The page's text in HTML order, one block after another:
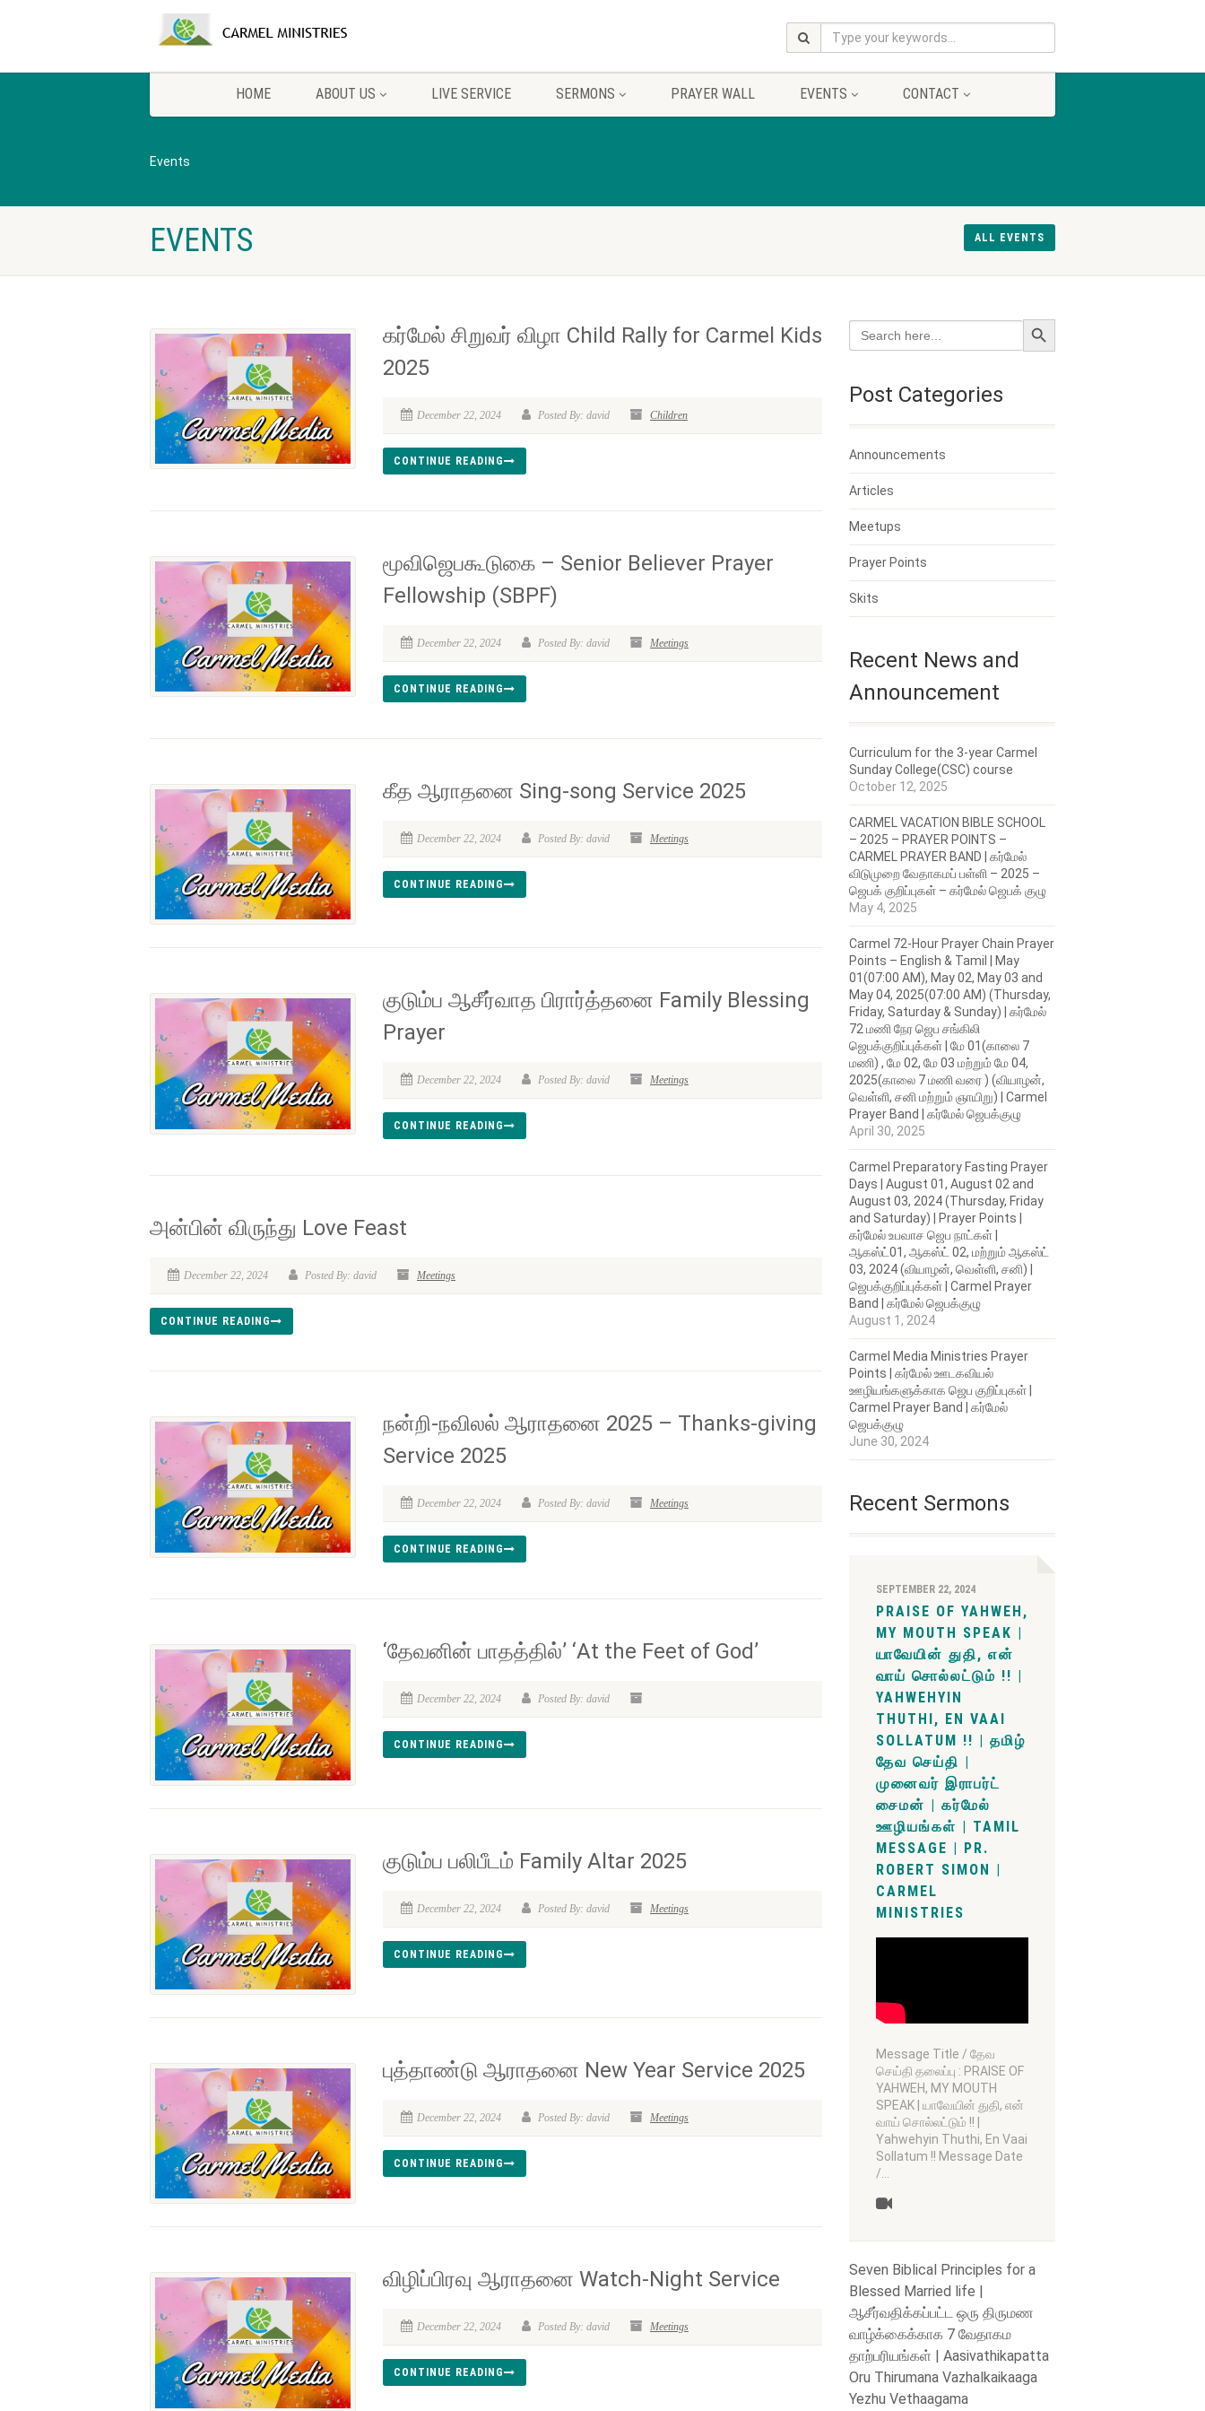
HOME ABOUT US LIVE SERVICE SERMONS PRAYER WALL EVENTS CONTACT
Events
EVENTS ALL EVENTS
கர்மேல் சிறுவர் விழா Child Rally for Carmel Kids
2025
December 22, 2024 Posted By: david Children
CONTINUE READING
மூவிஜெபகூடுகை – Senior Believer Prayer
Fellowship (SBPF)
December 22, 2024 Posted By: david Meetings
CONTINUE READING
கீத ஆராதனை Sing-song Service 2025
December 22, 2024 Posted By: david Meetings
CONTINUE READING
குடும்ப ஆசீர்வாத பிரார்த்தனை Family Blessing
Prayer
December 22, 2024 Posted By: david Meetings
CONTINUE READING
அன்பின் விருந்து Love Feast
December 22, 2024 Posted By: david Meetings
CONTINUE READING
நன்றி-நவிலல் ஆராதனை 2025 – Thanks-giving
Service 2025
December 22, 2024 Posted By: david Meetings
CONTINUE READING
‘தேவனின் பாதத்தில்’ ‘At the Feet of God’
December 22, 2024 Posted By: david
CONTINUE READING
குடும்ப பலிபீடம் Family Altar 2025
December 22, 2024 Posted By: david Meetings
CONTINUE READING
புத்தாண்டு ஆராதனை New Year Service 2025
December 22, 2024 Posted By: david Meetings
CONTINUE READING
விழிப்பிரவு ஆராதனை Watch-Night Service
December 22, 2024 Posted By: david Meetings
CONTINUE READING
Search
for:
Search Button
Post Categories
Announcements
Articles
Meetups
Prayer Points
Skits
Recent News and
Announcement
Curriculum for the 3-year Carmel
Sunday College(CSC) course
October 12, 2025
CARMEL VACATION BIBLE SCHOOL
– 2025 – PRAYER POINTS –
CARMEL PRAYER BAND | கர்மேல்
விடுமுறை வேதாகமப் பள்ளி – 2025 –
ஜெபக் குறிப்புகள் – கர்மேல் ஜெபக் குழு
May 4, 2025
Carmel 72-Hour Prayer Chain Prayer
Points – English & Tamil | May
01(07:00 AM), May 02, May 03 and
May 04, 2025(07:00 AM) (Thursday,
Friday, Saturday & Sunday) | கர்மேல்
72 மணி நேர ஜெப சங்கிலி
ஜெபக்குறிப்புக்கள் | மே 01(காலை 7
மணி) , மே 02, மே 03 மற்றும் மே 04,
2025(காலை 7 மணி வரை ) (வியாழன்,
வெள்ளி, சனி மற்றும் ஞாயிறு) | Carmel
Prayer Band | கர்மேல் ஜெபக்குழு
April 30, 2025
Carmel Preparatory Fasting Prayer
Days | August 01, August 02 and
August 03, 2024 (Thursday, Friday
and Saturday) | Prayer Points |
கர்மேல் உபவாச ஜெப நாட்கள் |
ஆகஸ்ட்01, ஆகஸ்ட் 02, மற்றும் ஆகஸ்ட்
03, 2024 (வியாழன், வெள்ளி, சனி) |
ஜெபக்குறிப்புக்கள் | Carmel Prayer
Band | கர்மேல் ஜெபக்குழு
August 1, 2024
Carmel Media Ministries Prayer
Points | கர்மேல் ஊடகவியல்
ஊழியங்களுக்காக ஜெப குறிப்புகள் |
Carmel Prayer Band | கர்மேல்
ஜெபக்குழு
June 30, 2024
Recent Sermons
SEPTEMBER 22, 2024
PRAISE OF YAHWEH,
MY MOUTH SPEAK |
யாவேயின் துதி, என்
வாய் சொல்லட்டும் !! |
YAHWEHYIN
THUTHI, EN VAAI
SOLLATUM !! | தமிழ்
தேவ செய்தி |
முனைவர் இராபர்ட்
சைமன் | கர்மேல்
ஊழியங்கள் | TAMIL
MESSAGE | PR.
ROBERT SIMON |
CARMEL
MINISTRIES
Message Title / தேவ
செய்தி தலைப்பு : PRAISE OF
YAHWEH, MY MOUTH
SPEAK | யாவேயின் துதி, என்
வாய் சொல்லட்டும் !! |
Yahwehyin Thuthi, En Vaai
Sollatum !! Message Date
/…
Seven Biblical Principles for a
Blessed Married life |
ஆசீர்வதிக்கப்பட்ட ஒரு திருமண
வாழ்க்கைக்காக 7 வேதாகம
தாற்பரியங்கள் | Aasivathikapatta
Oru Thirumana Vazhalkaikaaga
Yezhu Vethaagama